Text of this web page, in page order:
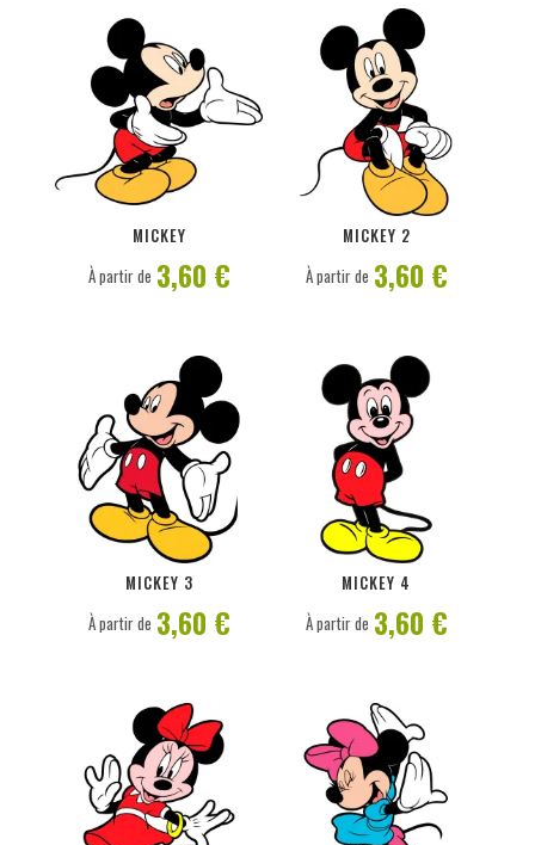
MICKEY
PERSONNALISER
À partir de 3,60 €
MICKEY 2
PERSONNALISER
À partir de 3,60 €
MICKEY 3
PERSONNALISER
À partir de 3,60 €
MICKEY 4
PERSONNALISER
À partir de 3,60 €